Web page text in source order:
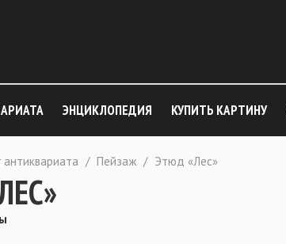
ЭНЦИКЛОПЕДИЯ КУПИТЬ КАРТИНУ
антиквариата / Пейзаж / Этюд «Лес»